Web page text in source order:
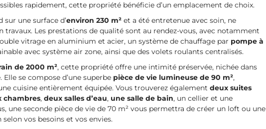
rapidement, cette propriété bénéficie d’un emplacement de choix.
sur une surface d’environ 230 m² et a été entretenue avec soin, ne
travaux. Les prestations de qualité sont au rendez-vous, avec notamment
vitrage en aluminium et acier, un système de chauffage par pompe à
avec système air zone, ainsi que des volets roulants centralisés.
de 2000 m², cette propriété offre une intimité préservée, nichée dans
se compose d’une superbe pièce de vie lumineuse de 90 m²,
cuisine entièrement équipée. Vous trouverez également deux suites
chambres, deux salles d’eau, une salle de bain, un cellier et une
une seconde pièce de vie de 70 m² vous permettra de créer un loft ou une
vos besoins et vos envies.